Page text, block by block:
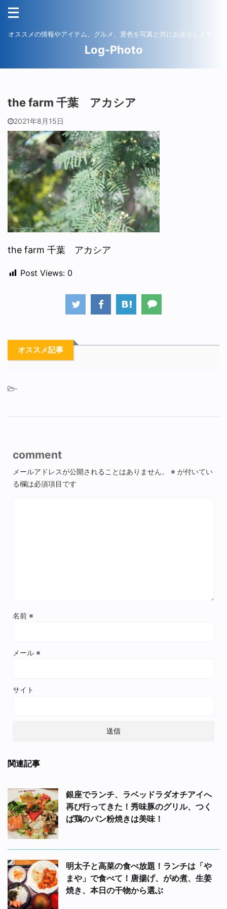
オススメの情報やアイテム、グルメ、景色を写真と共にお送りします。
Log-Photo
the farm 千葉 アカシア
2021年8月15日
the farm 千葉 アカシア
Post Views: 0
オススメ記事
-
comment
メールアドレスが公開されることはありません。 ※ が付いてい
る欄は必須項目です
名前 ※
メール ※
サイト
関連記事
銀座でランチ、ラベッドラダオチアイへ
再び行ってきた！秀味豚のグリル、つく
ば鶏のパン粉焼きは美味！
明太子と高菜の食べ放題！ランチは「や
まや」で食べて！唐揚げ、がめ煮、生姜
焼き、本日の干物から選ぶ